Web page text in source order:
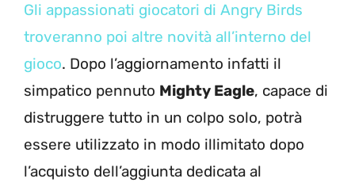
Gli appassionati giocatori di Angry Birds
troveranno poi altre novità all’interno del
gioco. Dopo l’aggiornamento infatti il
simpatico pennuto Mighty Eagle, capace di
distruggere tutto in un colpo solo, potrà
essere utilizzato in modo illimitato dopo
l’acquisto dell’aggiunta dedicata al